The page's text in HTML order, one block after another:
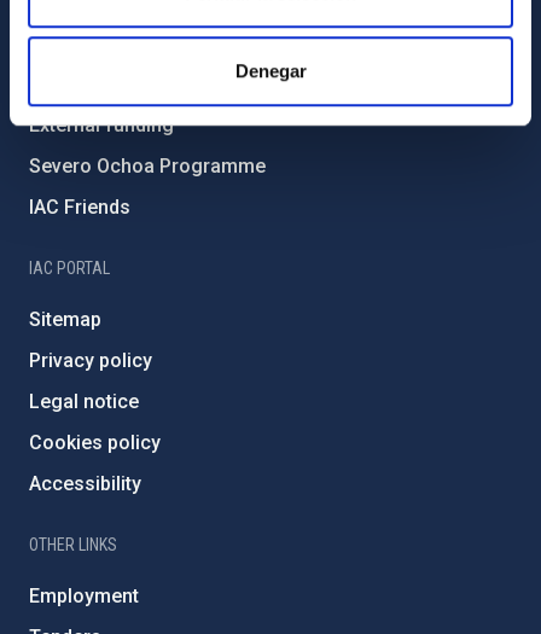
Denegar
Forever IAC
External funding
Severo Ochoa Programme
IAC Friends
IAC PORTAL
Sitemap
Privacy policy
Legal notice
Cookies policy
Accessibility
OTHER LINKS
Employment